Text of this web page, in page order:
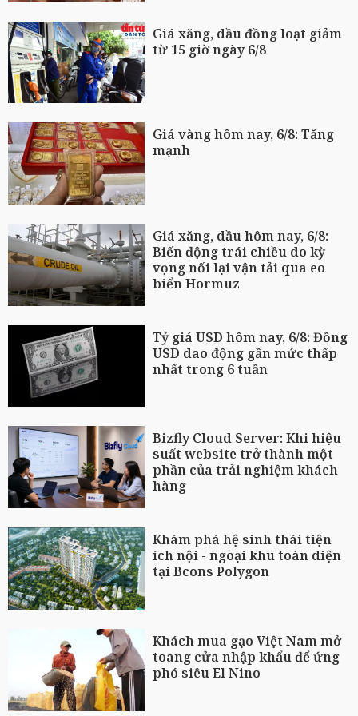
Giá xăng, dầu đồng loạt giảm
từ 15 giờ ngày 6/8
Giá vàng hôm nay, 6/8: Tăng
mạnh
Giá xăng, dầu hôm nay, 6/8:
Biến động trái chiều do kỳ
vọng nối lại vận tải qua eo
biển Hormuz
Tỷ giá USD hôm nay, 6/8: Đồng
USD dao động gần mức thấp
nhất trong 6 tuần
Bizfly Cloud Server: Khi hiệu
suất website trở thành một
phần của trải nghiệm khách
hàng
Khám phá hệ sinh thái tiện
ích nội - ngoại khu toàn diện
tại Bcons Polygon
Khách mua gạo Việt Nam mở
toang cửa nhập khẩu để ứng
phó siêu El Nino